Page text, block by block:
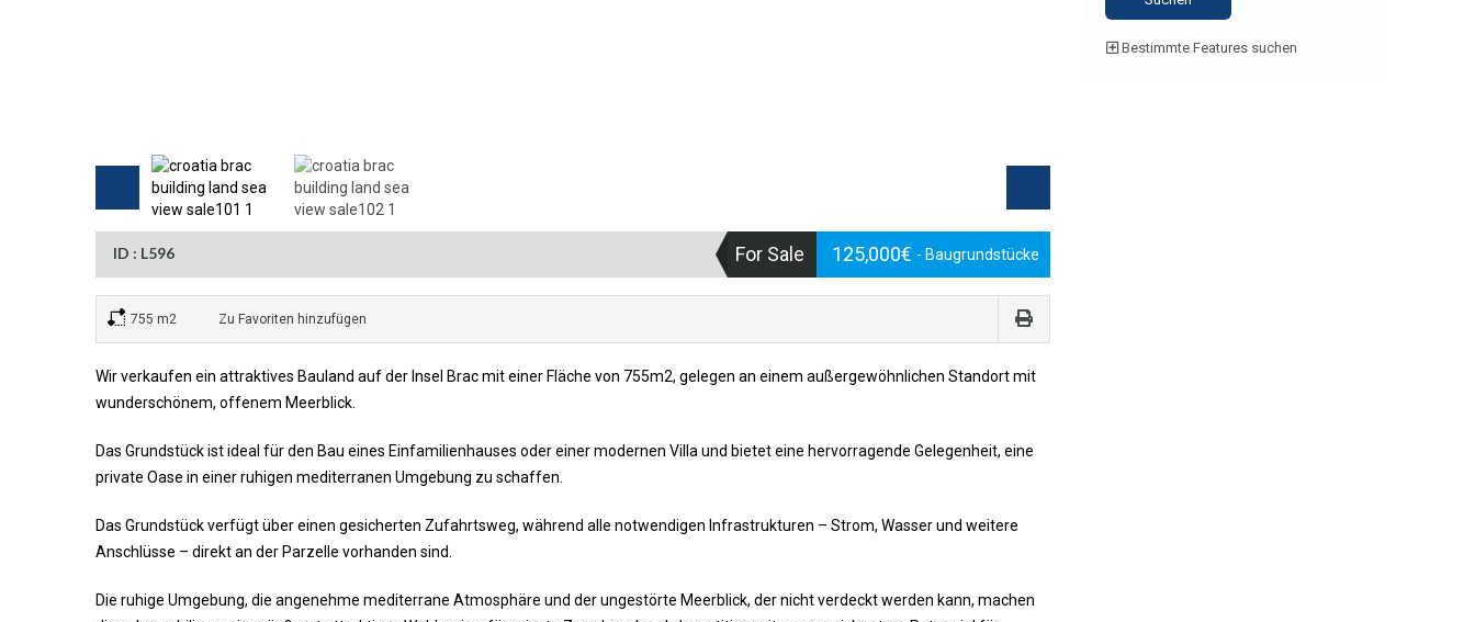
ID : L596 For Sale 125,000€ - Baugrundstücke
755 m2 Zu Favoriten hinzufügen
Wir verkaufen ein attraktives Bauland auf der Insel Brac mit einer Fläche von 755m2, gelegen an einem außergewöhnlichen Standort mit
wunderschönem, offenem Meerblick.
Das Grundstück ist ideal für den Bau eines Einfamilienhauses oder einer modernen Villa und bietet eine hervorragende Gelegenheit, eine
private Oase in einer ruhigen mediterranen Umgebung zu schaffen.
Das Grundstück verfügt über einen gesicherten Zufahrtsweg, während alle notwendigen Infrastrukturen – Strom, Wasser und weitere
Anschlüsse – direkt an der Parzelle vorhanden sind.
Die ruhige Umgebung, die angenehme mediterrane Atmosphäre und der ungestörte Meerblick, der nicht verdeckt werden kann, machen
Bestimmte Features suchen